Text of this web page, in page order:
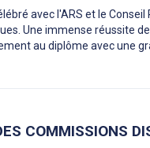
avec l'ARS et le
Une immense réussite
au diplôme avec une
COMMISSIONS